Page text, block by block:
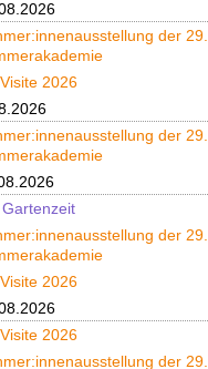
der
2026
der
der
2026
2026
der